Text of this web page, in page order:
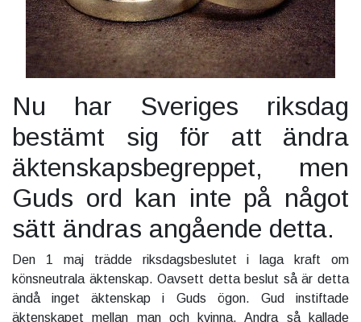
Nu har Sveriges riksdag
bestämt sig för att ändra
äktenskapsbegreppet, men
Guds ord kan inte på något
sätt ändras angående detta.
Den 1 maj trädde riksdagsbeslutet i laga kraft om
könsneutrala äktenskap. Oavsett detta beslut så är detta
ändå inget äktenskap i Guds ögon. Gud instiftade
äktenskapet mellan man och kvinna. Andra så kallade